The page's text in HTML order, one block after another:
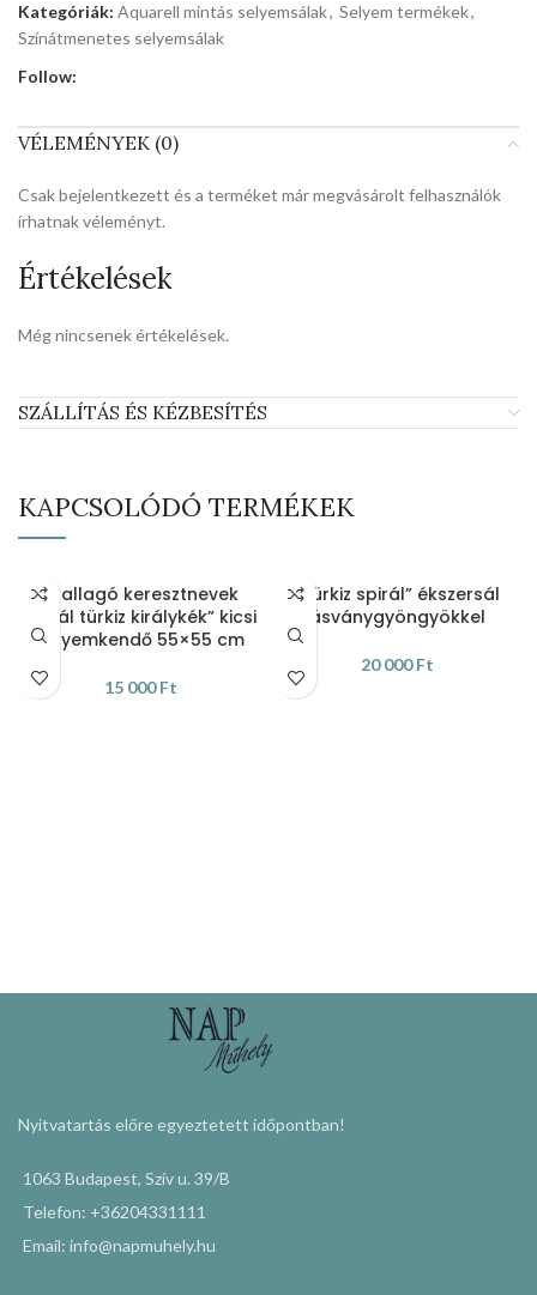
Kategóriák: Aquarell mintás selyemsálak, Selyem termékek,
Színátmenetes selyemsálak
Follow:
VÉLEMÉNYEK (0)
Értékelések
Még nincsenek értékelések.
Csak bejelentkezett és a terméket már megvásárolt felhasználók
írhatnak véleményt.
SZÁLLÍTÁS ÉS KÉZBESÍTÉS
KAPCSOLÓDÓ TERMÉKEK
„Ballagó keresztnevek
spirál türkiz királykék” kicsi
selyemkendő 55×55 cm
15 000Ft
„Türkiz spirál” ékszersál
ásványgyöngyökkel
20 000Ft
Nyitvatartás előre egyeztetett időpontban!
1063 Budapest, Szív u. 39/B
Telefon: +36204331111
Email: info@napmuhely.hu